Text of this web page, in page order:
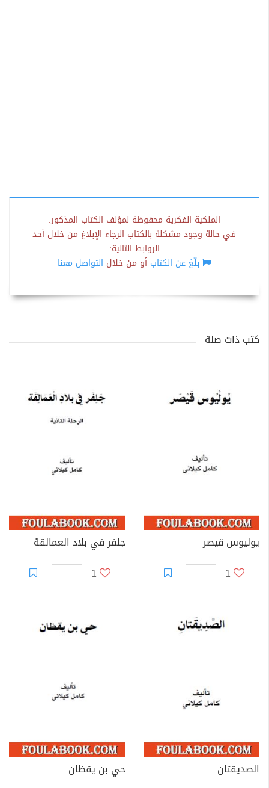
الملكية الفكرية محفوظة لمؤلف الكتاب المذكور.
في حالة وجود مشكلة بالكتاب الرجاء الإبلاغ من خلال أحد
الروابط التالية:
بلّغ عن الكتاب أو من خلال التواصل معنا
كتب ذات صلة
يوليوس قيصر
1
جلفر في بلاد العمالقة
1
الصديقتان حي بن يقظان